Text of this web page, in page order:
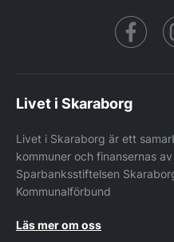
Livet i Skaraborg
Livet i Skaraborg är ett
kommuner och finansernas
Sparbanksstiftelsen
Kommunalförbund
Läs mer om oss